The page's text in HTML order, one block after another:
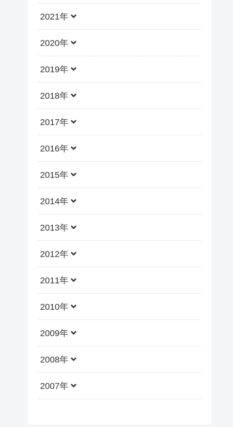
2021年
2020年
2019年
2018年
2017年
2016年
2015年
2014年
2013年
2012年
2011年
2010年
2009年
2008年
2007年